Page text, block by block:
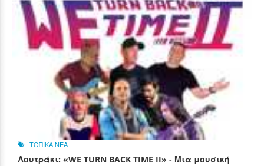
ΤΟΠΙΚΑ ΝΕΑ
Λουτράκι: «WE TURN BACK TIME II» - Μια μουσική